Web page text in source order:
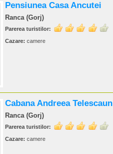
Pensiunea Casa Ancutei
Ranca (Gorj)
Parerea turistilor:
Cazare: camere
Cabana Andreea Telescaun
Ranca (Gorj)
Parerea turistilor:
Cazare: camere